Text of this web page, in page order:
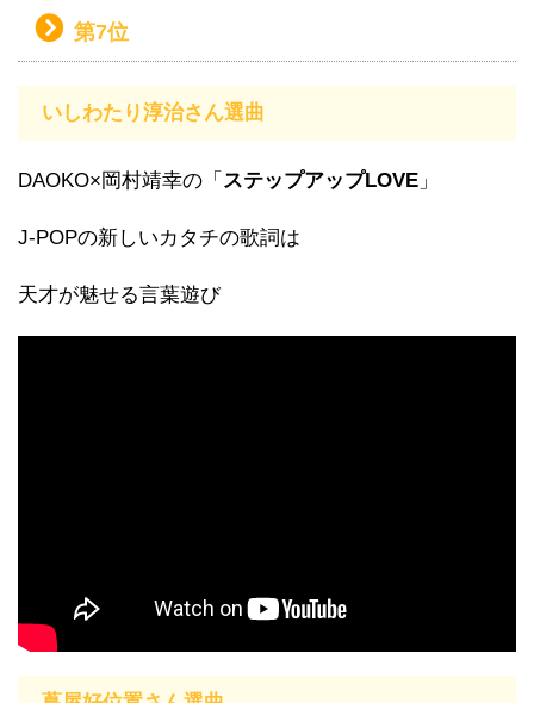
第7位
いしわたり淳治さん選曲
DAOKO×岡村靖幸の「 ステップアップLOVE 」
J-POPの新しいカタチの歌詞は
天才が魅せる言葉遊び